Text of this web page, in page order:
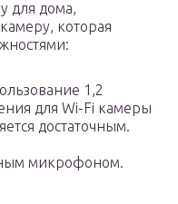
для дома,
которая
1,2
для Wi-Fi камеры
достаточным.
микрофоном.